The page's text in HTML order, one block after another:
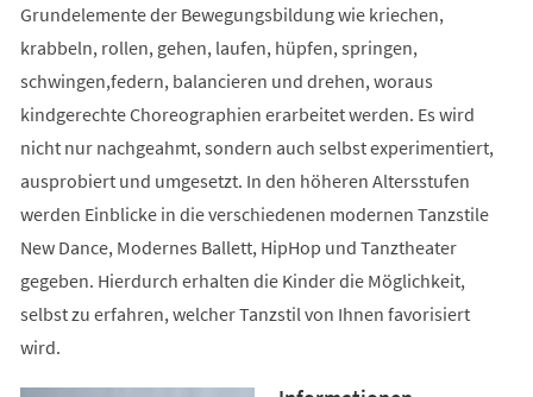
Grundelemente der Bewegungsbildung wie kriechen,
krabbeln, rollen, gehen, laufen, hüpfen, springen,
schwingen,federn, balancieren und drehen, woraus
kindgerechte Choreographien erarbeitet werden. Es wird
nicht nur nachgeahmt, sondern auch selbst experimentiert,
ausprobiert und umgesetzt. In den höheren Altersstufen
werden Einblicke in die verschiedenen modernen Tanzstile
New Dance, Modernes Ballett, HipHop und Tanztheater
gegeben. Hierdurch erhalten die Kinder die Möglichkeit,
selbst zu erfahren, welcher Tanzstil von Ihnen favorisiert
wird.